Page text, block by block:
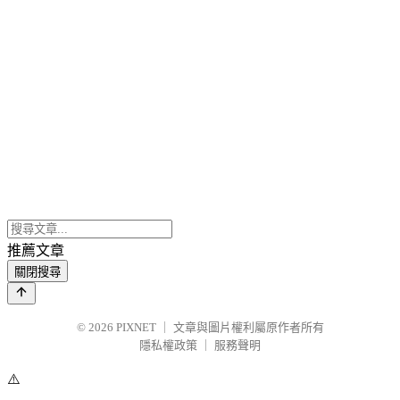
推薦文章
關閉搜尋
© 2026 PIXNET
文章與圖片權利屬原作者所有
隱私權政策
服務聲明
⚠️